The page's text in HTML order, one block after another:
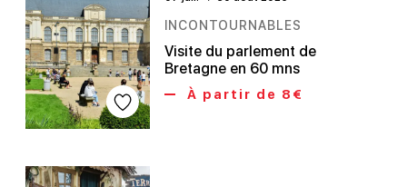
INCONTOURNABLES
Visite du parlement de
Bretagne en 60 mns
À partir de 8€